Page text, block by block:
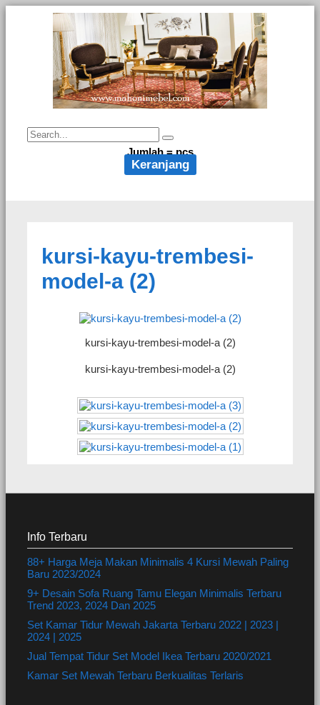
Jumlah =pcs
Keranjang
kursi-kayu-trembesi-
model-a (2)
kursi-kayu-trembesi-model-a (2)
kursi-kayu-trembesi-model-a (2)
Info Terbaru
88+ Harga Meja Makan Minimalis 4 Kursi Mewah Paling
Baru 2023/2024
9+ Desain Sofa Ruang Tamu Elegan Minimalis Terbaru
Trend 2023, 2024 Dan 2025
Set Kamar Tidur Mewah Jakarta Terbaru 2022 | 2023 |
2024 | 2025
Jual Tempat Tidur Set Model Ikea Terbaru 2020/2021
Kamar Set Mewah Terbaru Berkualitas Terlaris